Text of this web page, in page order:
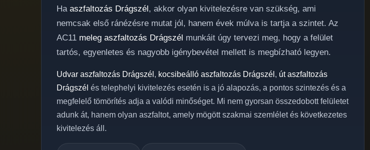
Ha aszfaltozás Drágszél, akkor olyan kivitelezésre van szükség, ami
nemcsak első ránézésre mutat jól, hanem évek múlva is tartja a szintet. Az
AC11 meleg aszfaltozás Drágszél munkáit úgy tervezi meg, hogy a felület
tartós, egyenletes és nagyobb igénybevétel mellett is megbízható legyen.
Udvar aszfaltozás Drágszél , kocsibeálló aszfaltozás Drágszél , út aszfaltozás
Drágszél és telephelyi kivitelezés esetén is a jó alapozás, a pontos szintezés és a
megfelelő tömörítés adja a valódi minőséget. Mi nem gyorsan összedobott felületet
adunk át, hanem olyan aszfaltot, amely mögött szakmai szemlélet és következetes
kivitelezés áll.